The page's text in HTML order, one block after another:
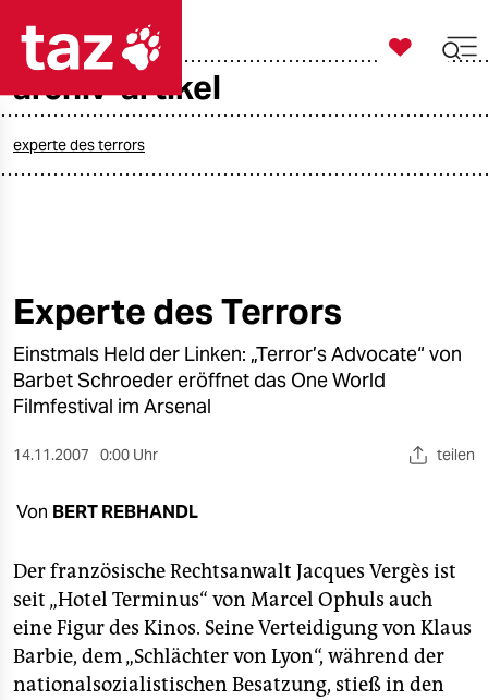
öko
gesellschaft
kultur
sport
wahrheit
verlag
verlag

taz zahl ich
archiv-artikel
experte des terrors
Experte des Terrors
Einstmals Held der Linken: „Terror’s Advocate“ von
Barbet Schroeder eröffnet das One World
Filmfestival im Arsenal
14.11.2007 0:00 Uhr teilen
Von BERT REBHANDL
Der französische Rechtsanwalt Jacques Vergès ist
seit „Hotel Terminus“ von Marcel Ophuls auch
eine Figur des Kinos. Seine Verteidigung von Klaus
Barbie, dem „Schlächter von Lyon“, während der
nationalsozialistischen Besatzung, stieß in den